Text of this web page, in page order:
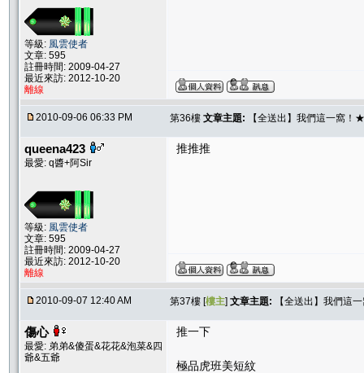
等級: 風雲使者
文章: 595
註冊時間: 2009-04-27
最近來訪: 2012-10-20
離線
2010-09-06 06:33 PM 第36樓 文章主題: 【全送出】我們這一窩
queena423
最愛: q醬+阿Sir
等級: 風雲使者
文章: 595
註冊時間: 2009-04-27
最近來訪: 2012-10-20
離線
推推推
2010-09-07 12:40 AM 第37樓 [樓主] 文章主題: 【全送出】我們
傷心
最愛: 弟弟&傻蛋&花花&泡菜&四
爺&五爺
推一下
極品虎班美短紋